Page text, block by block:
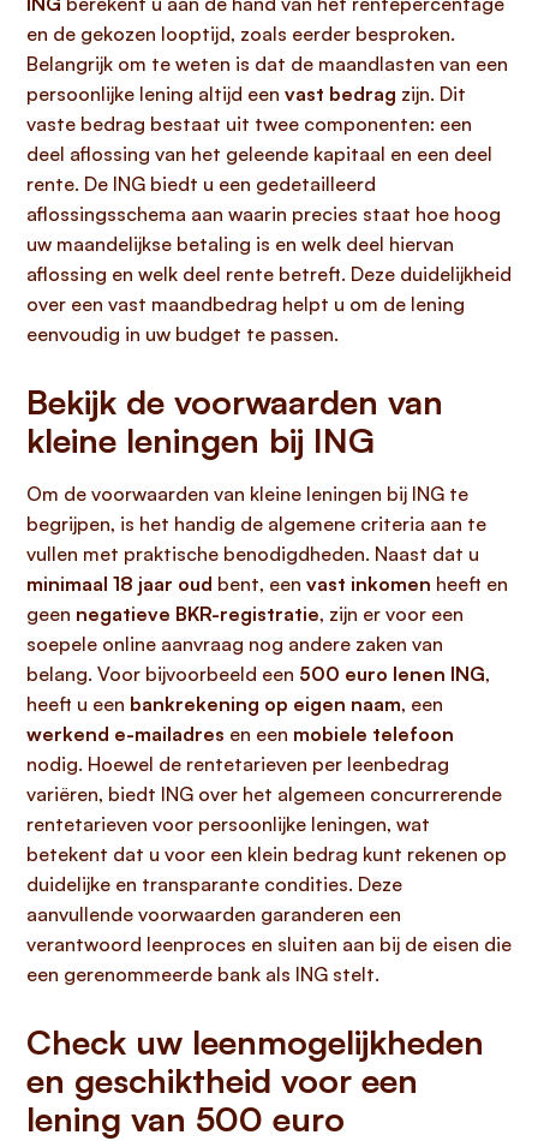
en de gekozen looptijd, zoals eerder besproken.
Belangrijk om te weten is dat de maandlasten van een
persoonlijke lening altijd een vast bedrag zijn. Dit
vaste bedrag bestaat uit twee componenten: een
deel aflossing van het geleende kapitaal en een deel
rente. De ING biedt u een gedetailleerd
aflossingsschema aan waarin precies staat hoe hoog
uw maandelijkse betaling is en welk deel hiervan
aflossing en welk deel rente betreft. Deze duidelijkheid
over een vast maandbedrag helpt u om de lening
eenvoudig in uw budget te passen.
Bekijk de voorwaarden van
kleine leningen bij ING
Om de voorwaarden van kleine leningen bij ING te
begrijpen, is het handig de algemene criteria aan te
vullen met praktische benodigdheden. Naast dat u
minimaal 18 jaar oud bent, een vast inkomen heeft en
geen negatieve BKR-registratie, zijn er voor een
soepele online aanvraag nog andere zaken van
belang. Voor bijvoorbeeld een 500 euro lenen ING,
heeft u een bankrekening op eigen naam, een
werkend e-mailadres en een mobiele telefoon
nodig. Hoewel de rentetarieven per leenbedrag
variëren, biedt ING over het algemeen concurrerende
rentetarieven voor persoonlijke leningen, wat
betekent dat u voor een klein bedrag kunt rekenen op
duidelijke en transparante condities. Deze
aanvullende voorwaarden garanderen een
verantwoord leenproces en sluiten aan bij de eisen die
een gerenommeerde bank als ING stelt.
Check uw leenmogelijkheden
en geschiktheid voor een
lening van 500 euro